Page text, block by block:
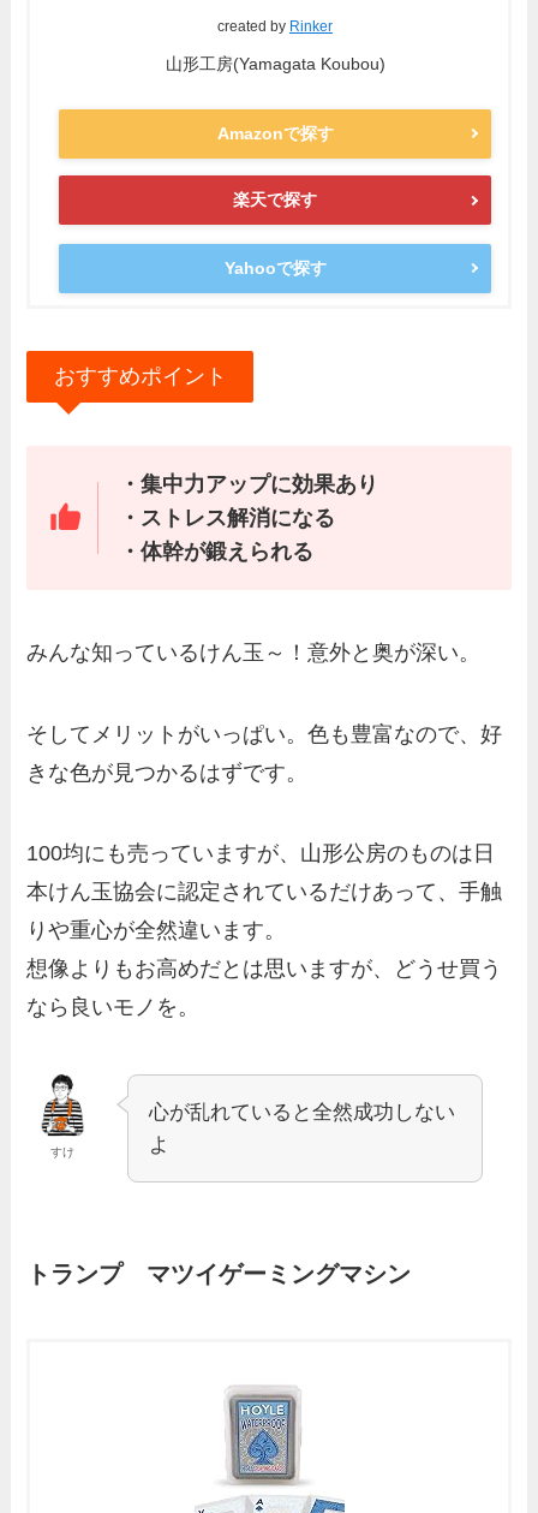
created by Rinker
山形工房(Yamagata Koubou)
Amazonで探す
楽天で探す
Yahooで探す
おすすめポイント
・集中力アップに効果あり
・ストレス解消になる
・体幹が鍛えられる
みんな知っているけん玉～！意外と奥が深い。
そしてメリットがいっぱい。色も豊富なので、好
きな色が見つかるはずです。
100均にも売っていますが、山形公房のものは日
本けん玉協会に認定されているだけあって、手触
りや重心が全然違います。
想像よりもお高めだとは思いますが、どうせ買う
なら良いモノを。
すけ
心が乱れていると全然成功しない
よ
トランプ マツイゲーミングマシン